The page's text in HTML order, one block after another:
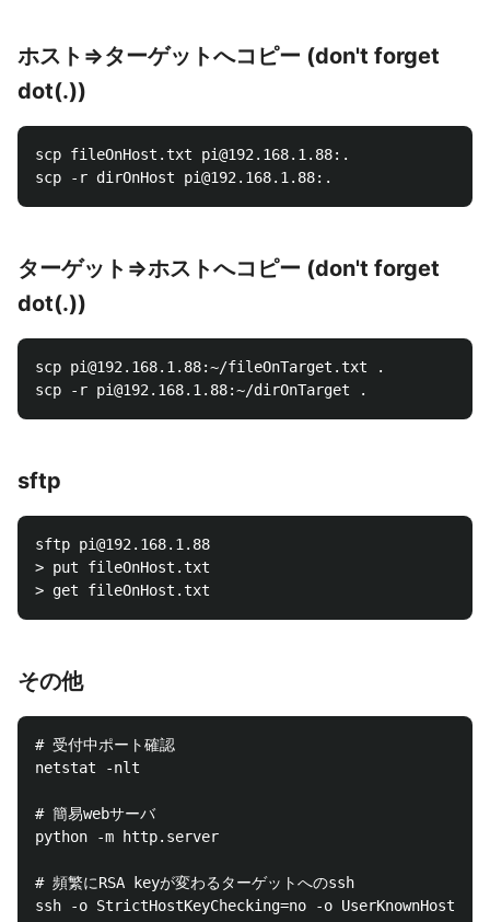
ホスト⇒ターゲットへコピー (don't forget
dot(.))
scp fileOnHost.txt pi@192.168.1.88:.
ターゲット⇒ホストへコピー (don't forget
dot(.))
scp pi@192.168.1.88:~/fileOnTarget.txt .
sftp
sftp pi@192.168.1.88
> put fileOnHost.txt
その他
# 受付中ポート確認
netstat -nlt
# 簡易webサーバ
python -m http.server
# 頻繁にRSA keyが変わるターゲットへのssh
ssh -o StrictHostKeyChecking=no -o